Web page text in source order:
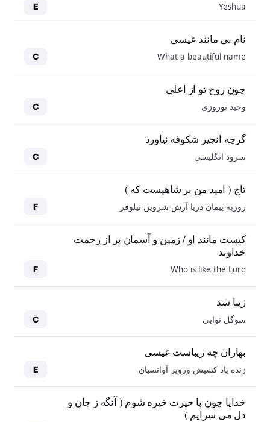
Yeshua
E
نام بی مانند عیسی
What a beautiful name
C
چون روح تو از اعلی
وحید نوروزی C
گرچه انجیر شکوفه نیاورد
سرود انگلیسی C
تاج ( امید من بر شاهیست که )
روزبه-پیمان-دریا-آرش-شروین-نیلوفر F
کیست مانند او / زمین و آسمان پر از رحمت
خداوند
Who is like the Lord
F
زیبا شد
سوگل نوایی C
بهاران چه زیباست عیسی
زنده یاد کشیش ورویر آوانسیان E
خدایا چون با حیرت خیره شوم ( آنگه ز جان و
دل می سرایم )